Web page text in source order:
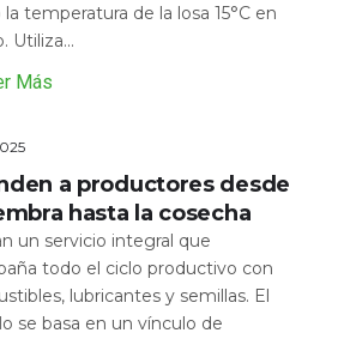
la temperatura de la losa 15°C en
Utiliza...
Más
a productores desde
hasta la cosecha
un servicio integral que
todo el ciclo productivo con
lubricantes y semillas. El
se basa en un vínculo de